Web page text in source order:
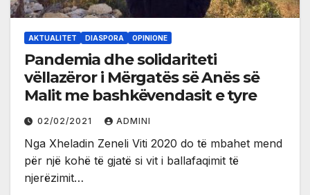
AKTUALITET DIASPORA OPINIONE
Pandemia dhe solidariteti
vëllazëror i Mërgatës së Anës së
Malit me bashkëvendasit e tyre
02/02/2021 ADMINI
Nga Xheladin Zeneli Viti 2020 do të mbahet mend
për një kohë të gjatë si vit i ballafaqimit të
njerëzimit…